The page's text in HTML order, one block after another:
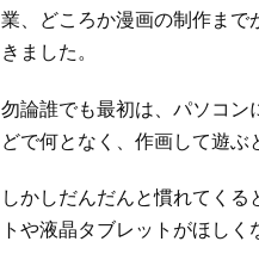
業、どころか漫画の制作まで
きました。
勿論誰でも最初は、パソコン
どで何となく、作画して遊ぶ
しかしだんだんと慣れてく
トや液晶タブレットがほしく